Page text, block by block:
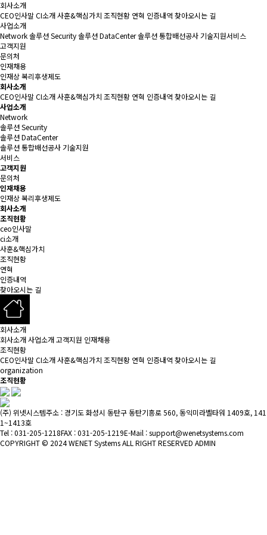
회사소개
CEO인사말CI소개사훈&핵심가치 조직현황 연혁 인증내역 찾아오시는 길
사업소개
Network 솔루션Security 솔루션DataCenter 솔루션통합배선공사기술지원서비스
고객지원
문의처
인재채용
인재상복리후생제도
회사소개
CEO인사말CI소개사훈&핵심가치 조직현황 연혁 인증내역 찾아오시는 길
사업소개
Network
솔루션Security
솔루션DataCenter
솔루션통합배선공사기술지원
서비스
고객지원
문의처
인재채용
인재상복리후생제도
회사소개
조직현황
ceo인사말
ci소개
사훈&핵심가치
조직현황
연혁
인증내역
찾아오시는 길
회사소개
회사소개사업소개고객지원 인재채용
조직현황
CEO인사말CI소개사훈&핵심가치 조직현황 연혁 인증내역 찾아오시는 길
organization
조직현황
(주) 위넷시스템주소 : 경기도 화성시 동탄구 동탄기흥로 560, 동익미라벨타워 1409호, 141
1~1413호
Tel : 031-205-1218FAX : 031-205-1219E-Mail : support@wenetsystems.com
COPYRIGHT © 2024 WENET Systems ALL RIGHT RESERVED ADMIN